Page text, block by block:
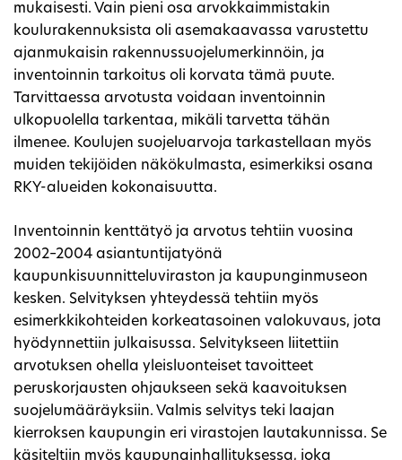
mukaisesti. Vain pieni osa arvokkaimmistakin
koulurakennuksista oli asemakaavassa varustettu
ajanmukaisin rakennussuojelumerkinnöin, ja
inventoinnin tarkoitus oli korvata tämä puute.
Tarvittaessa arvotusta voidaan inventoinnin
ulkopuolella tarkentaa, mikäli tarvetta tähän
ilmenee. Koulujen suojeluarvoja tarkastellaan myös
muiden tekijöiden näkökulmasta, esimerkiksi osana
RKY-alueiden kokonaisuutta.
Inventoinnin kenttätyö ja arvotus tehtiin vuosina
2002–2004 asiantuntijatyönä
kaupunkisuunnitteluviraston ja kaupunginmuseon
kesken. Selvityksen yhteydessä tehtiin myös
esimerkkikohteiden korkeatasoinen valokuvaus, jota
hyödynnettiin julkaisussa. Selvitykseen liitettiin
arvotuksen ohella yleisluonteiset tavoitteet
peruskorjausten ohjaukseen sekä kaavoituksen
suojelumääräyksiin. Valmis selvitys teki laajan
kierroksen kaupungin eri virastojen lautakunnissa. Se
käsiteltiin myös kaupunginhallituksessa, joka